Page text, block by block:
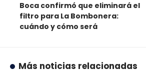
Boca confirmó que eliminará el
filtro para La Bombonera:
cuándo y cómo será
Más noticias relacionadas